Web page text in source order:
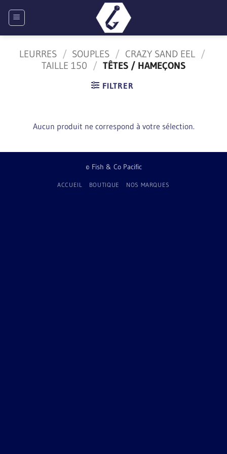
LEURRES / SOUPLES / CRAZY SAND EEL /
TAILLE 150 / TÊTES / HAMEÇONS
FILTRER
Aucun produit ne correspond à votre sélection.
© Fish & Co Pacific
ACCUEIL BOUTIQUE NOS MARQUES